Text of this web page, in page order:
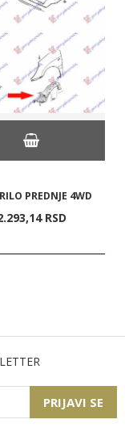
PREDNJE 4WD
14 RSD
PRIJAVI SE